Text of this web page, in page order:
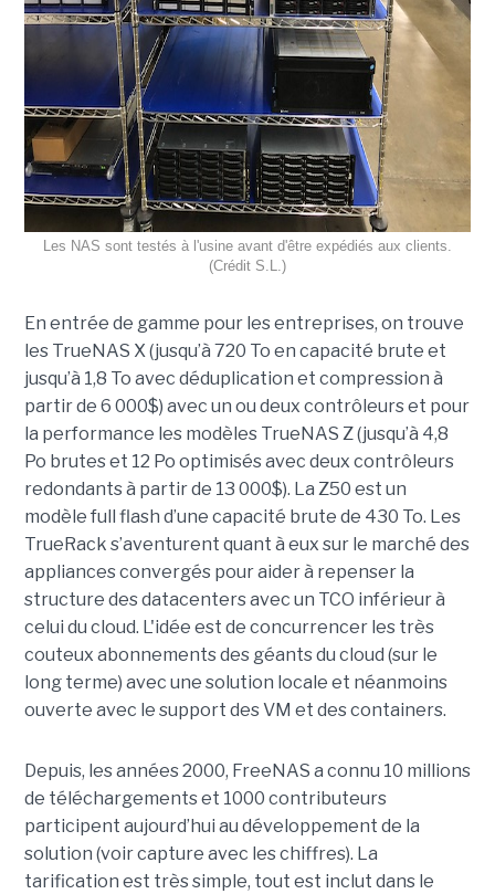
Les NAS sont testés à l'usine avant d'être expédiés aux clients.
(Crédit S.L.)
En entrée de gamme pour les entreprises, on trouve
les TrueNAS X (jusqu’à 720 To en capacité brute et
jusqu’à 1,8 To avec déduplication et compression à
partir de 6 000$) avec un ou deux contrôleurs et pour
la performance les modèles TrueNAS Z (jusqu’à 4,8
Po brutes et 12 Po optimisés avec deux contrôleurs
redondants à partir de 13 000$). La Z50 est un
modèle full flash d’une capacité brute de 430 To. Les
TrueRack s’aventurent quant à eux sur le marché des
appliances convergés pour aider à repenser la
structure des datacenters avec un TCO inférieur à
celui du cloud. L'idée est de concurrencer les très
couteux abonnements des géants du cloud (sur le
long terme) avec une solution locale et néanmoins
ouverte avec le support des VM et des containers.
Depuis, les années 2000, FreeNAS a connu 10 millions
de téléchargements et 1000 contributeurs
participent aujourd’hui au développement de la
solution (voir capture avec les chiffres). La
tarification est très simple, tout est inclut dans le